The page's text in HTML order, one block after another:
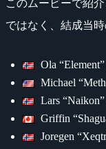
このムービーで紹
ではなく、結成当
Ola
Michael
Lars
Griffin
Joregen